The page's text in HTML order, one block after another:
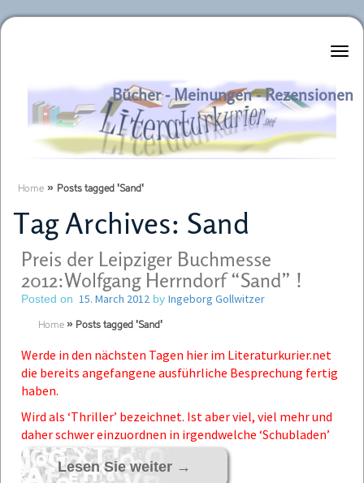
Literaturkurier.net
Bücher - Meinungen - Rezensionen
Home » Posts tagged 'Sand'
Tag Archives: Sand
Preis der Leipziger Buchmesse
2012:Wolfgang Herrndorf “Sand” !
Posted on 15. March 2012 by Ingeborg Gollwitzer
Home » Posts tagged 'Sand'
Werde in den nächsten Tagen hier im Literaturkurier.net
die bereits angefangene ausführliche Besprechung fertig
haben.
Wird als ‘Thriller’ bezeichnet. Ist aber viel, viel mehr und
daher schwer einzuordnen in irgendwelche ‘Schubladen’
Lesen Sie weiter →